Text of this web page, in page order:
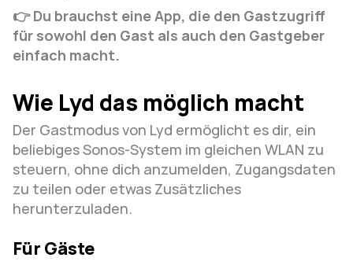
👉 Du brauchst eine App, die den Gastzugriff
für sowohl den Gast als auch den Gastgeber
einfach macht.
Wie Lyd das möglich macht
Der Gastmodus von Lyd ermöglicht es dir, ein
beliebiges Sonos-System im gleichen WLAN zu
steuern, ohne dich anzumelden, Zugangsdaten
zu teilen oder etwas Zusätzliches
herunterzuladen.
Für Gäste